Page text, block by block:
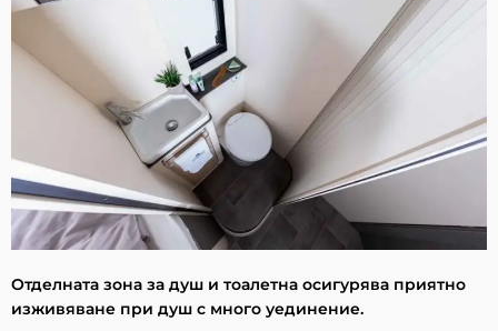
Отделната зона за душ и тоалетна осигурява приятно
изживяване при душ с много уединение.